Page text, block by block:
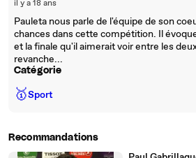
il y a 18 ans
Pauleta nous parle de l'équipe de son
chances dans cette compétition. Il
et la finale qu'il aimerait voir entre les
revanche...
Catégorie
🥇Sport
Recommandations